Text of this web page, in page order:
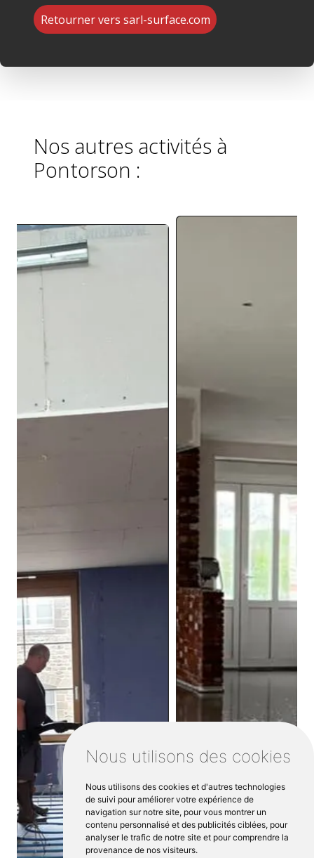
Nous utilisons des cookies
Nous utilisons des cookies et d'autres technologies
de suivi pour améliorer votre expérience de
navigation sur notre site, pour vous montrer un
contenu personnalisé et des publicités ciblées, pour
analyser le trafic de notre site et pour comprendre la
provenance de nos visiteurs.
Retourner vers sarl-surface.com
Nos autres activités à
Pontorson :